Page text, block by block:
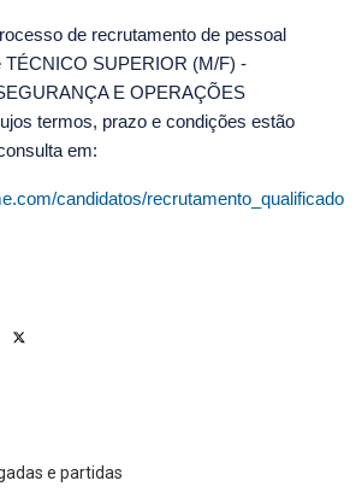
de recrutamento de pessoal
TÉCNICO SUPERIOR (M/F) -
E OPERAÇÕES
termos, prazo e condições estão
em:
candidatos/recrutamento_qualificado
e partidas